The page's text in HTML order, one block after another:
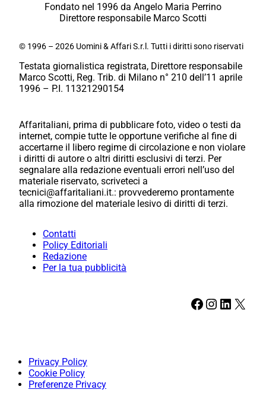
Fondato nel 1996 da Angelo Maria Perrino
Direttore responsabile Marco Scotti
© 1996 – 2026 Uomini & Affari S.r.l. Tutti i diritti sono riservati
Testata giornalistica registrata, Direttore responsabile
Marco Scotti, Reg. Trib. di Milano n° 210 dell’11 aprile
1996 – P.I. 11321290154
Affaritaliani, prima di pubblicare foto, video o testi da
internet, compie tutte le opportune verifiche al fine di
accertarne il libero regime di circolazione e non violare
i diritti di autore o altri diritti esclusivi di terzi. Per
segnalare alla redazione eventuali errori nell’uso del
materiale riservato, scriveteci a
tecnici@affaritaliani.it.: provvederemo prontamente
alla rimozione del materiale lesivo di diritti di terzi.
Contatti
Policy Editoriali
Redazione
Per la tua pubblicità
Facebook Instagram LinkedIn X
Privacy Policy
Cookie Policy
Preferenze Privacy